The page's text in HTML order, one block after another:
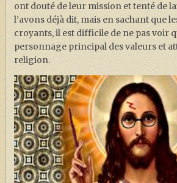
ont douté de leur mission et tenté de
l’avons déjà dit, mais en sachant que
croyants, il est difficile de ne pas voir
personnage principal des valeurs et
religion.